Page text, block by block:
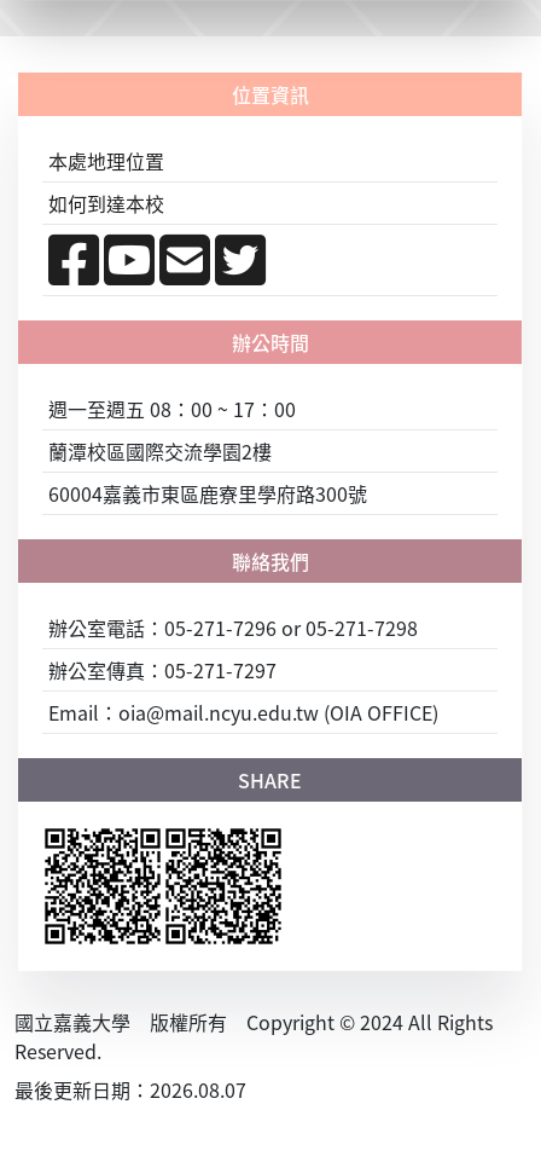
本處地理位置
如何到達本校
週一至週五 08：00 ~ 17：00
蘭潭校區國際交流學園2樓
60004嘉義市東區鹿寮里學府路300號
辦公室電話：05-271-7296 or 05-271-7298
辦公室傳真：05-271-7297
Email：oia@mail.ncyu.edu.tw (OIA OFFICE)
國立嘉義大學 版權所有 Copyright © 2024 All Rights
Reserved.
最後更新日期：2026.08.07